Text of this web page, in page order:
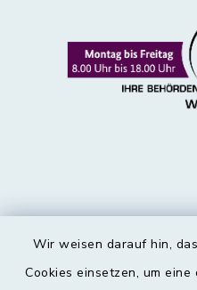
Wir weisen darauf hin,
Cookies einsetzen, um